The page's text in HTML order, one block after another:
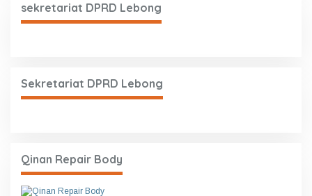
sekretariat DPRD Lebong
Sekretariat DPRD Lebong
Qinan Repair Body